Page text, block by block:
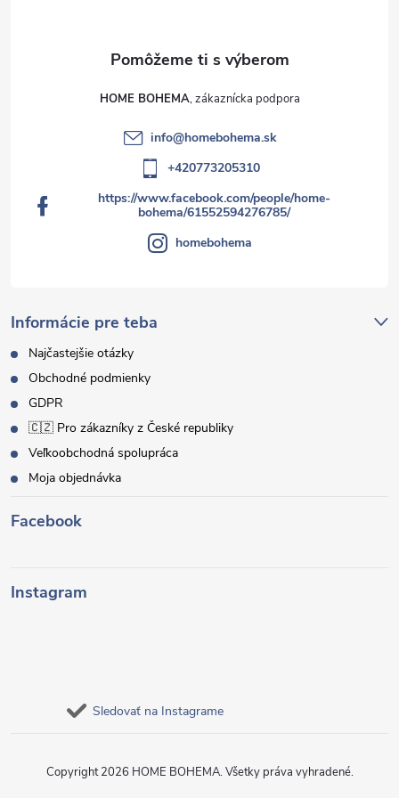
Informácie pre teba
Najčastejšie otázky
Obchodné podmienky
GDPR
🇨🇿 Pro zákazníky z České republiky
Veľkoobchodná spolupráca
Moja objednávka
HOME BOHEMA
info@homebohema.sk
+420773205310
https://www.facebook.com/people/home-
bohema/61552594276785/
homebohema
Facebook
Instagram
Sledovať na Instagrame
Copyright 2026 HOME BOHEMA. Všetky práva vyhradené.